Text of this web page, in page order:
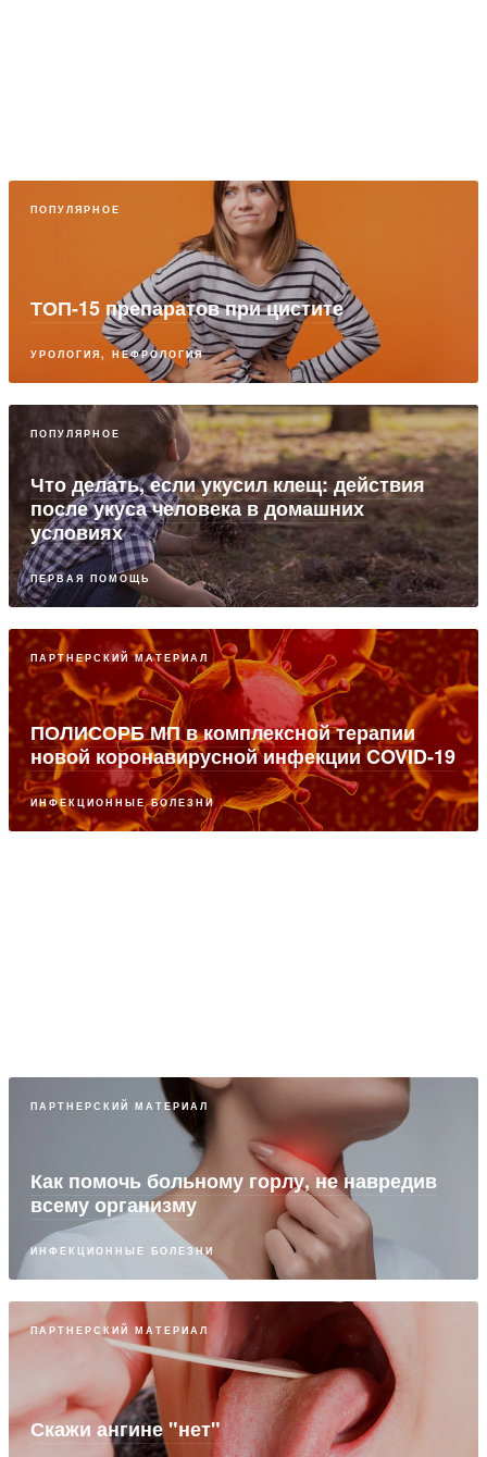
ПОПУЛЯРНОЕ
ТОП-15 препаратов при цистите
УРОЛОГИЯ, НЕФРОЛОГИЯ
ПОПУЛЯРНОЕ
Что делать, если укусил клещ: действия
после укуса человека в домашних
условиях
ПЕРВАЯ ПОМОЩЬ
ПАРТНЕРСКИЙ МАТЕРИАЛ
ПОЛИСОРБ МП в комплексной терапии
новой коронавирусной инфекции COVID-19
ИНФЕКЦИОННЫЕ БОЛЕЗНИ
ПАРТНЕРСКИЙ МАТЕРИАЛ
Как помочь больному горлу, не навредив
всему организму
ИНФЕКЦИОННЫЕ БОЛЕЗНИ
ПАРТНЕРСКИЙ МАТЕРИАЛ
Скажи ангине "нет"